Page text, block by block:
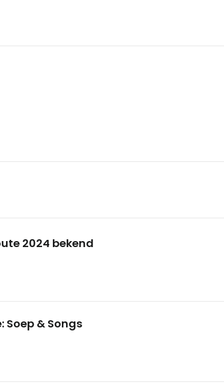
2024 bekend
Soep & Songs